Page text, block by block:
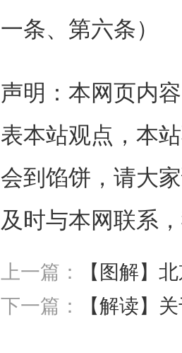
第一条国家
口：
https://
录后点击一键确
方“特别说明”中
支持范围内）
一条、第六条）
声明：本网页内
表本站观点，本
会到馅饼，请大
及时与本网联系
上一篇：
【图解】北京市朝阳区人民
下一篇：
【解读】关于《北